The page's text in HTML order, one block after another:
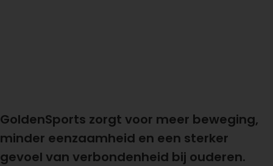
GoldenSports zorgt voor meer beweging,
minder eenzaamheid en een sterker
gevoel van verbondenheid bij ouderen.